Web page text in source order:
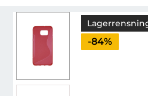
Priset är
-84%